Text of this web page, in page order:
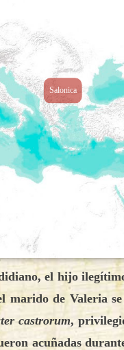
Salonica
el hijo
marido de Valeria
castrorum,
acuñadas